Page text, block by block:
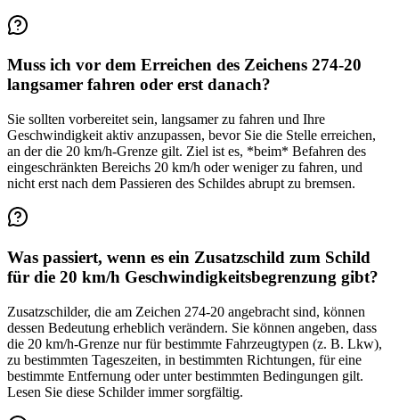
Muss ich vor dem Erreichen des Zeichens 274-20
langsamer fahren oder erst danach?
Sie sollten vorbereitet sein, langsamer zu fahren und Ihre
Geschwindigkeit aktiv anzupassen, bevor Sie die Stelle erreichen,
an der die 20 km/h-Grenze gilt. Ziel ist es, *beim* Befahren des
eingeschränkten Bereichs 20 km/h oder weniger zu fahren, und
nicht erst nach dem Passieren des Schildes abrupt zu bremsen.
Was passiert, wenn es ein Zusatzschild zum Schild
für die 20 km/h Geschwindigkeitsbegrenzung gibt?
Zusatzschilder, die am Zeichen 274-20 angebracht sind, können
dessen Bedeutung erheblich verändern. Sie können angeben, dass
die 20 km/h-Grenze nur für bestimmte Fahrzeugtypen (z. B. Lkw),
zu bestimmten Tageszeiten, in bestimmten Richtungen, für eine
bestimmte Entfernung oder unter bestimmten Bedingungen gilt.
Lesen Sie diese Schilder immer sorgfältig.